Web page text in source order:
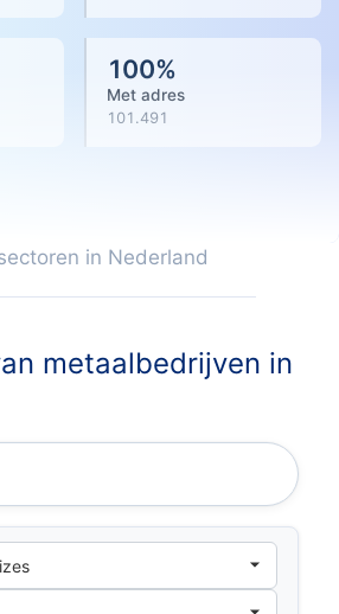
100%
Met adres
101.491
in Nederland
metaalbedrijven in